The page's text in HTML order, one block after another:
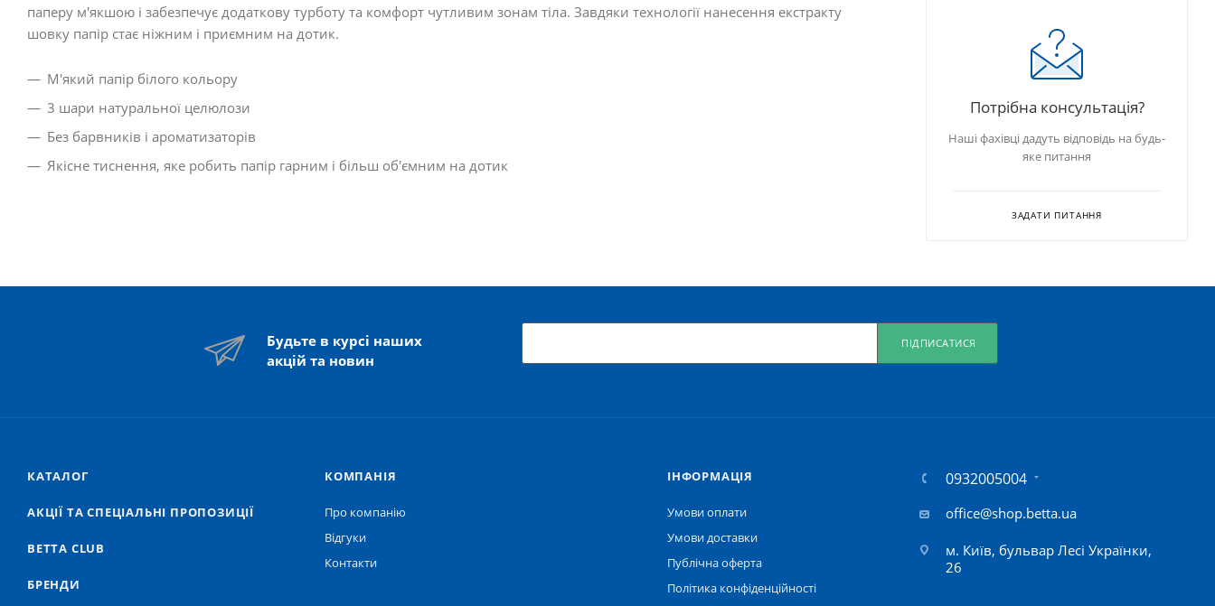
паперу м'якшою і забезпечує додаткову турботу та комфорт чутливим зонам тіла. Завдяки технології нанесення екстракту
шовку папір стає ніжним і приємним на дотик.
М'який папір білого кольору
3 шари натуральної целюлози
Без барвників і ароматизаторів
Якісне тиснення, яке робить папір гарним і більш об'ємним на дотик
Потрібна консультація?
Наші фахівці дадуть відповідь на будь-
яке питання
ЗАДАТИ ПИТАННЯ
Будьте в курсі наших
акцій та новин
ПІДПИСАТИСЯ
КАТАЛОГ
АКЦІЇ ТА СПЕЦІАЛЬНІ ПРОПОЗИЦІЇ
BETTA CLUB
БРЕНДИ
КОМПАНІЯ
Про компанію
Відгуки
Контакти
IНФОРМАЦІЯ
Умови оплати
Умови доставки
Публічна оферта
Політика конфіденційності
0932005004
office@shop.betta.ua
м. Київ, бульвар Лесі Українки,
26